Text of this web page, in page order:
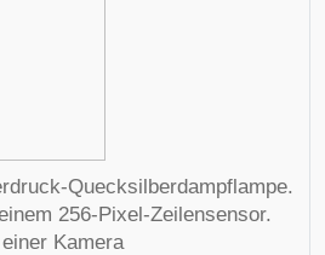
Quecksilberdampflampe.
256-Pixel-Zeilensensor.
Kamera